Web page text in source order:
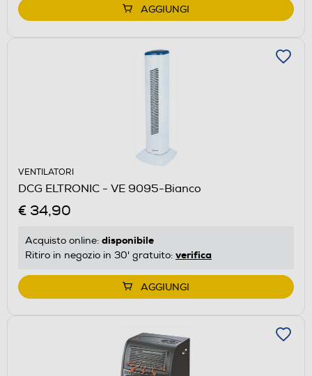
AGGIUNGI
VENTILATORI
DCG ELTRONIC - VE 9095-Bianco
€ 34,90
Acquisto online: disponibile
Ritiro in negozio in 30' gratuito: verifica
AGGIUNGI